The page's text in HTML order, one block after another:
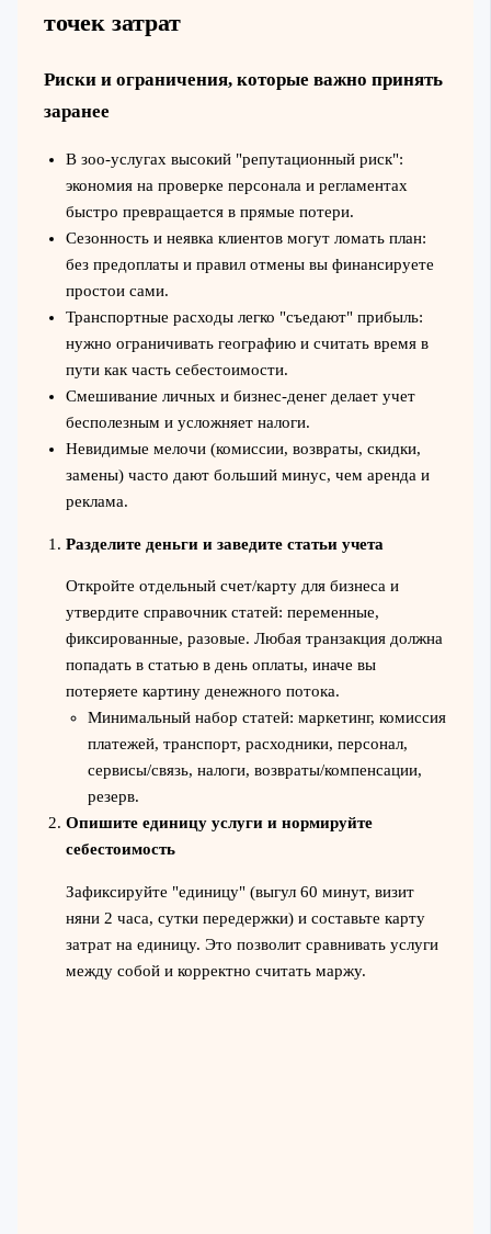
точек затрат
Риски и ограничения, которые важно принять
заранее
В зоо-услугах высокий "репутационный риск":
экономия на проверке персонала и регламентах
быстро превращается в прямые потери.
Сезонность и неявка клиентов могут ломать план:
без предоплаты и правил отмены вы финансируете
простои сами.
Транспортные расходы легко "съедают" прибыль:
нужно ограничивать географию и считать время в
пути как часть себестоимости.
Смешивание личных и бизнес-денег делает учет
бесполезным и усложняет налоги.
Невидимые мелочи (комиссии, возвраты, скидки,
замены) часто дают больший минус, чем аренда и
реклама.
Разделите деньги и заведите статьи учета
Откройте отдельный счет/карту для бизнеса и
утвердите справочник статей: переменные,
фиксированные, разовые. Любая транзакция должна
попадать в статью в день оплаты, иначе вы
потеряете картину денежного потока.
Минимальный набор статей: маркетинг, комиссия
платежей, транспорт, расходники, персонал,
сервисы/связь, налоги, возвраты/компенсации,
резерв.
Опишите единицу услуги и нормируйте
себестоимость
Зафиксируйте "единицу" (выгул 60 минут, визит
няни 2 часа, сутки передержки) и составьте карту
затрат на единицу. Это позволит сравнивать услуги
между собой и корректно считать маржу.